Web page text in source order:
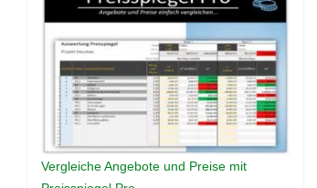
Vergleiche Angebote und Preise mit